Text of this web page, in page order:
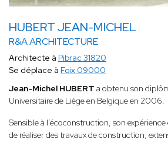
HUBERT JEAN-MICHEL
R&A ARCHITECTURE
Architecte à Pibrac 31820
Se déplace à Foix 09000
Jean-Michel HUBERT a obtenu son
Universitaire de Liège en Belgique en 2006.
Sensible à l’écoconstruction, son
de réaliser des travaux de construction,